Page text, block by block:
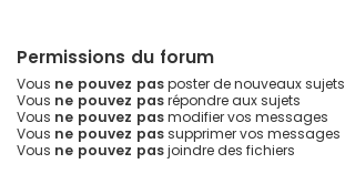
Permissions du forum
Vous ne pouvez pasposter de nouveaux sujets
Vous ne pouvez pasrépondre aux sujets
Vous ne pouvez pasmodifier vos messages
Vous ne pouvez passupprimer vos messages
Vous ne pouvez pasjoindre des fichiers